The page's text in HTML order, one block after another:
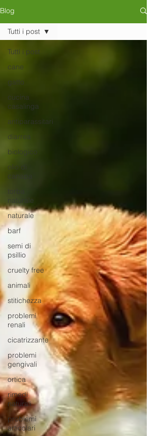
Blog
Tutti i post
cane
gatto
cucina
casalinga
antiparassitari
diarrea
biologico
olio di
canapa
torba
naturale
naturale
barf
semi di
psillio
cruelty free
animali
stitichezza
problemi
renali
cicatrizzante
problemi
gengivali
ortica
rimedi
naturali
problemi
articolari
Tutti i post